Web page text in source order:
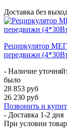
Доставка без
Рециркулятор
передвижн
- Наличие
было
28 853 руб
26 230 руб
Позвонить и
- Доставка 1-2 дня
При условии